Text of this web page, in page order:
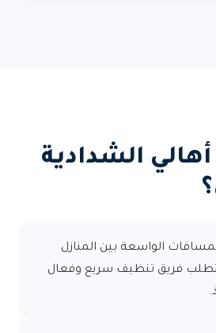
أهالي الشدادية
الواسعة بين المنازل
فريق تنظيف سريع وفعال